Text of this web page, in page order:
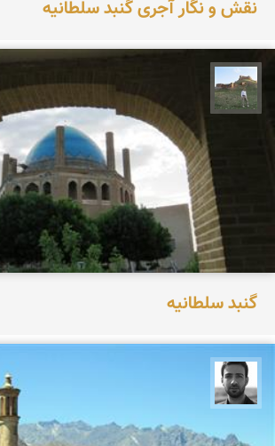
نقش و نگار آجری گنبد سلطانیه
گنبد سلطانیه